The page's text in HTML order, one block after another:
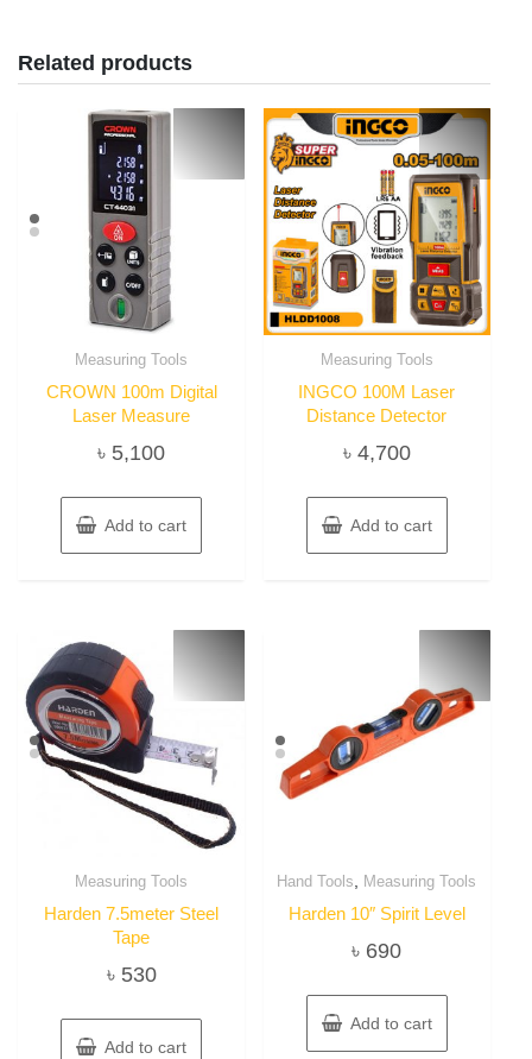
Related products
Measuring Tools
CROWN 100m Digital
Laser Measure
৳ 5,100
Add to cart
Measuring Tools
INGCO 100M Laser
Distance Detector
৳ 4,700
Add to cart
Measuring Tools
Harden 7.5meter Steel
Tape
৳ 530
Add to cart
Hand Tools Measuring Tools
Harden 10″ Spirit Level
৳ 690
Add to cart